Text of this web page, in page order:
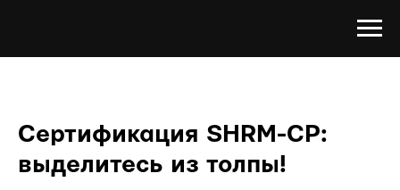
Сертификация SHRM-CP:
выделитесь из толпы!